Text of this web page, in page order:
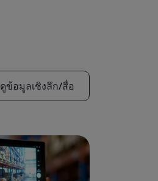
ดูข้อมูลเชิงลึก/สื่อ